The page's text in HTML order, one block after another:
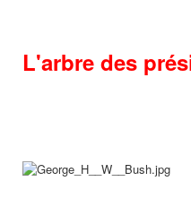
L'arbre des